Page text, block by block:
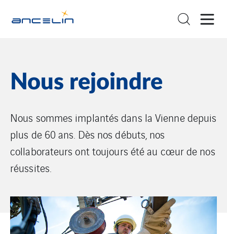
Nous rejoindre
Nous sommes implantés dans la Vienne depuis
plus de 60 ans. Dès nos débuts, nos
collaborateurs ont toujours été au cœur de nos
réussites.